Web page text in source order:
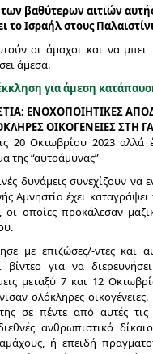
βαθύτερων αιτιών
το Ισραήλ στους
οι άμαχοι και να
άμεσα.
για άμεση
ΕΝΟΧΟΠΟΙΗΤΙΚΕΣ
ΟΙΚΟΓΕΝΕΙΕΣ ΣΤΗ
20 Οκτωβρίου 2023 αλλά
της “αυτοάμυνας”
δυνάμεις συνεχίζουν να
Αμνηστία έχει
οι οποίες προκάλεσαν
με επιζώσες/-ντες και
βίντεο για να
μεταξύ 7 και 12
ολόκληρες
σε πέντε από αυτές τις
ανθρωπιστικό
ή επειδή